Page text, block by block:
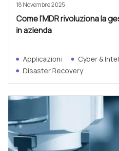
18 Novembre 2025
Come l’MDR rivoluziona la
in azienda
Applicazioni
Cyber &
Disaster Recovery